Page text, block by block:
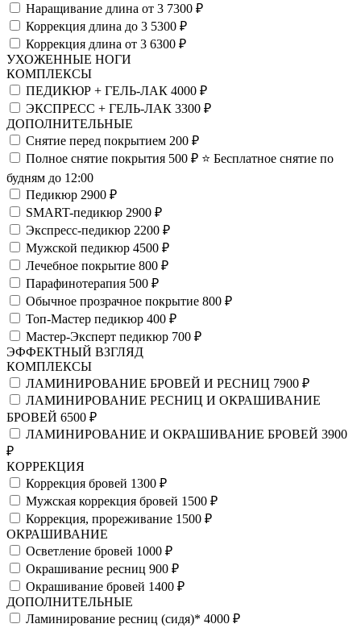
Наращивание длина от 3 7300 ₽
Коррекция длина до 3 5300 ₽
Коррекция длина от 3 6300 ₽
УХОЖЕННЫЕ НОГИ
КОМПЛЕКСЫ
ПЕДИКЮР + ГЕЛЬ-ЛАК 4000 ₽
ЭКСПРЕСС + ГЕЛЬ-ЛАК 3300 ₽
ДОПОЛНИТЕЛЬНЫЕ
Снятие перед покрытием 200 ₽
Полное снятие покрытия 500 ₽ ⭐️ Бесплатное снятие по
будням до 12:00
Педикюр 2900 ₽
SMART-педикюр 2900 ₽
Экспресс-педикюр 2200 ₽
Мужской педикюр 4500 ₽
Лечебное покрытие 800 ₽
Парафинотерапия 500 ₽
Обычное прозрачное покрытие 800 ₽
Топ-Мастер педикюр 400 ₽
Мастер-Эксперт педикюр 700 ₽
ЭФФЕКТНЫЙ ВЗГЛЯД
КОМПЛЕКСЫ
ЛАМИНИРОВАНИЕ БРОВЕЙ И РЕСНИЦ 7900 ₽
ЛАМИНИРОВАНИЕ РЕСНИЦ И ОКРАШИВАНИЕ
БРОВЕЙ 6500 ₽
ЛАМИНИРОВАНИЕ И ОКРАШИВАНИЕ БРОВЕЙ 3900
₽
КОРРЕКЦИЯ
Коррекция бровей 1300 ₽
Мужская коррекция бровей 1500 ₽
Коррекция, прореживание 1500 ₽
ОКРАШИВАНИЕ
Осветление бровей 1000 ₽
Окрашивание ресниц 900 ₽
Окрашивание бровей 1400 ₽
ДОПОЛНИТЕЛЬНЫЕ
Ламинирование ресниц (сидя)* 4000 ₽